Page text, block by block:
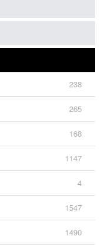
238
265
168
1147
4
1547
1490